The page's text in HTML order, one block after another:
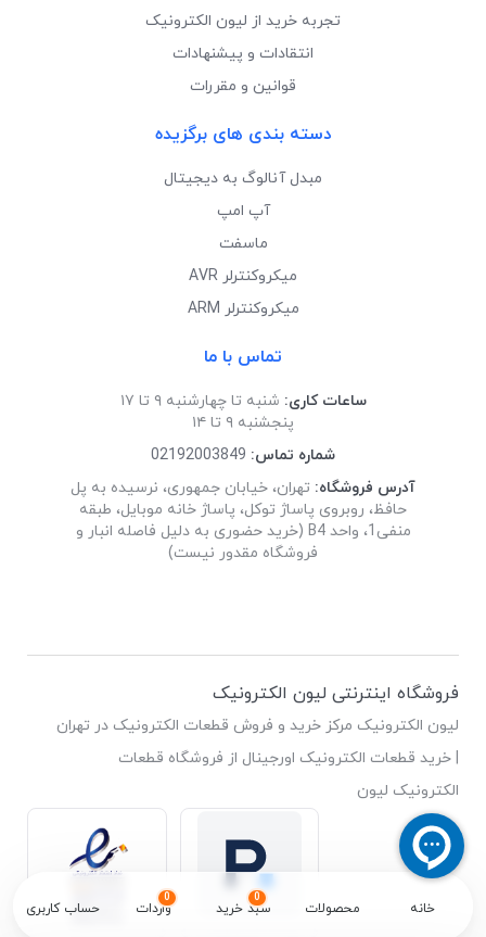
خانه محصولات
0
سبد خرید
0
واردات حساب کاربری
تجربه خرید از لیون الکترونیک
انتقادات و پیشنهادات
قوانین و مقررات
دسته بندی های برگزیده
مبدل آنالوگ به دیجیتال
آپ امپ
ماسفت
میکروکنترلر AVR
میکروکنترلر ARM
تماس با ما
ساعات کاری: شنبه تا چهارشنبه ۹ تا ۱۷
پنجشنبه ۹ تا ۱۴
شماره تماس: 02192003849
آدرس فروشگاه: تهران، خیابان جمهوری، نرسیده به پل
حافظ، روبروی پاساژ توکل، پاساژ خانه موبایل، طبقه
منفی1، واحد B4 (خرید حضوری به دلیل فاصله انبار و
فروشگاه مقدور نیست)
فروشگاه اینترنتی لیون الکترونیک
لیون الکترونیک مرکز خرید و فروش قطعات الکترونیک در تهران
| خرید قطعات الکترونیک اورجینال از فروشگاه قطعات
الکترونیک لیون